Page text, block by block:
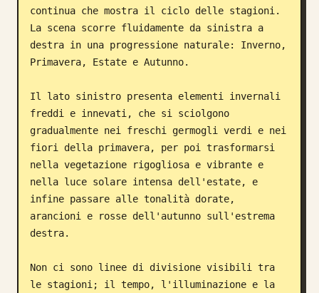
continua che mostra il ciclo delle stagioni.
La scena scorre fluidamente da sinistra a
destra in una progressione naturale: Inverno,
Primavera, Estate e Autunno.
Il lato sinistro presenta elementi invernali
freddi e innevati, che si sciolgono
gradualmente nei freschi germogli verdi e nei
fiori della primavera, per poi trasformarsi
nella vegetazione rigogliosa e vibrante e
nella luce solare intensa dell'estate, e
infine passare alle tonalità dorate,
arancioni e rosse dell'autunno sull'estrema
destra.
Non ci sono linee di divisione visibili tra
le stagioni; il tempo, l'illuminazione e la